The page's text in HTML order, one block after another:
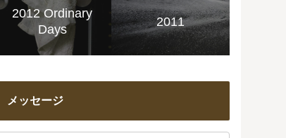
2012 Ordinary
Days
2011
メッセージ